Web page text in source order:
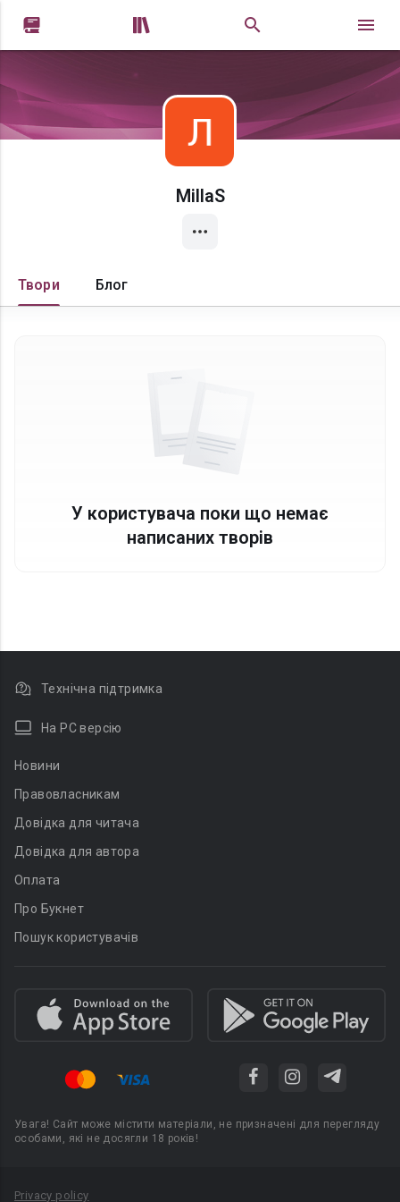
 
MillaS
Твори Блог
У користувача поки що немає
написаних творів
Технічна підтримка
На PC версію
Новини
Правовласникам
Довідка для читача
Довідка для автора
Оплата
Про Букнет
Пошук користувачів
Увага! Сайт може містити матеріали, не призначені для перегляду
особами, які не досягли 18 років!
Privacy policy